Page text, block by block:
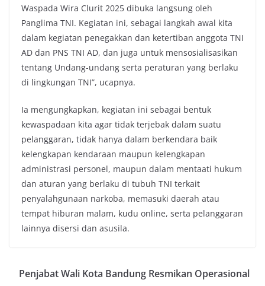
Waspada Wira Clurit 2025 dibuka langsung oleh
Panglima TNI. Kegiatan ini, sebagai langkah awal kita
dalam kegiatan penegakkan dan ketertiban anggota TNI
AD dan PNS TNI AD, dan juga untuk mensosialisasikan
tentang Undang-undang serta peraturan yang berlaku
di lingkungan TNI”, ucapnya.
Ia mengungkapkan, kegiatan ini sebagai bentuk
kewaspadaan kita agar tidak terjebak dalam suatu
pelanggaran, tidak hanya dalam berkendara baik
kelengkapan kendaraan maupun kelengkapan
administrasi personel, maupun dalam mentaati hukum
dan aturan yang berlaku di tubuh TNI terkait
penyalahgunaan narkoba, memasuki daerah atau
tempat hiburan malam, kudu online, serta pelanggaran
lainnya disersi dan asusila.
Penjabat Wali Kota Bandung Resmikan Operasional